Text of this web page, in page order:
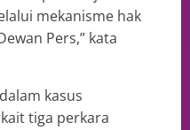
mekanisme hak
Pers,” kata
kasus
tiga perkara